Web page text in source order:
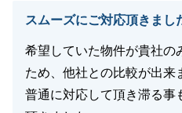
きよろしくお願いします。
閉
スムーズにご対応頂きまし
希望していた物件が貴社の
ため、他社との比較が出来
普通に対応して頂き滞る事